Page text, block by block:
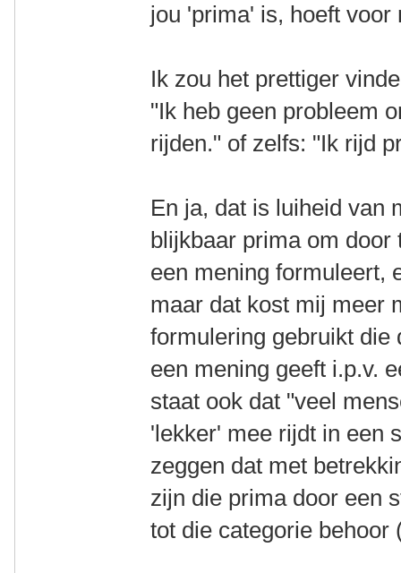
jou 'prima' is, hoeft
Ik zou het prettiger
"Ik heb geen probleem
rijden." of zelfs: "Ik rijd
En ja, dat is luiheid van
blijkbaar prima om door
een mening formuleert,
maar dat kost mij meer
formulering gebruikt die
een mening geeft i.p.v.
staat ook dat "veel
'lekker' mee rijdt in een
zeggen dat met
zijn die prima door een
tot die categorie